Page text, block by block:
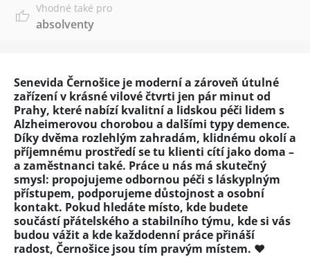
Vhodné také pro
absolventy
Senevida Černošice je moderní a zároveň útulné
zařízení v krásné vilové čtvrti jen pár minut od
Prahy, které nabízí kvalitní a lidskou péči lidem s
Alzheimerovou chorobou a dalšími typy demence.
Díky dvěma rozlehlým zahradám, klidnému okolí a
příjemnému prostředí se tu klienti cítí jako doma –
a zaměstnanci také. Práce u nás má skutečný
smysl: propojujeme odbornou péči s láskyplným
přístupem, podporujeme důstojnost a osobní
kontakt. Pokud hledáte místo, kde budete
součástí přátelského a stabilního týmu, kde si vás
budou vážit a kde každodenní práce přináší
radost, Černošice jsou tím pravým místem. ❤️